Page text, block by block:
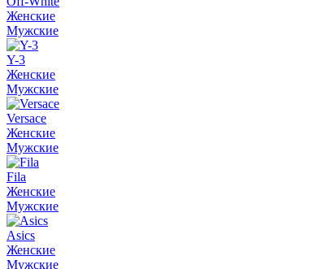
Женские
Мужские
Y-3
Женские
Мужские
Versace
Женские
Мужские
Fila
Женские
Мужские
Asics
Женские
Мужские